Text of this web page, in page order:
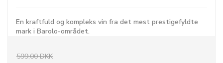
En kraftfuld og kompleks vin fra det mest prestigefyldte
mark i Barolo-området.
599,00 DKK